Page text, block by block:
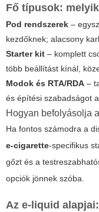
Fő típusok:
Pod rendszerek –
kezdőknek; alacsony
Starter kit – komplett
több beállítást kínál,
Modok és RTA/RDA –
és építési szabadságot
Hogyan befolyásolja
Ha fontos számodra a
e-cigarette-specifikus
gőzt és a
opciók jönnek szóba.
Az e-liquid